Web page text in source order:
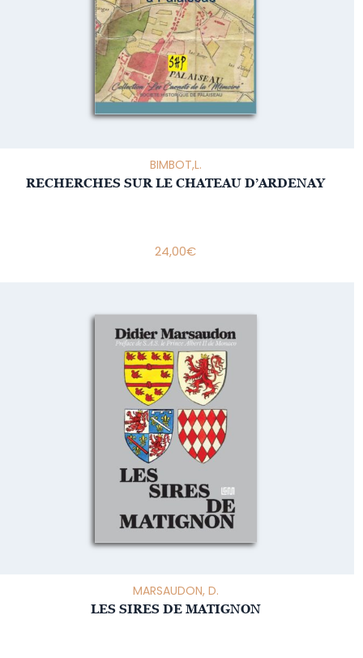
BIMBOT,L.
RECHERCHES SUR LE CHATEAU D’ARDENAY
24,00€
MARSAUDON, D.
LES SIRES DE MATIGNON